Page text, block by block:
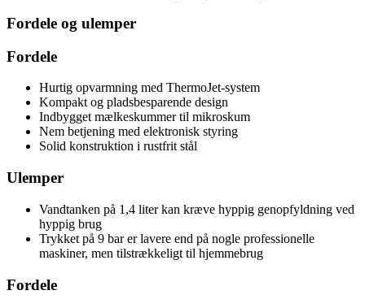
Fordele og ulemper
Fordele
Hurtig opvarmning med ThermoJet-system
Kompakt og pladsbesparende design
Indbygget mælkeskummer til mikroskum
Nem betjening med elektronisk styring
Solid konstruktion i rustfrit stål
Ulemper
Vandtanken på 1,4 liter kan kræve hyppig genopfyldning ved
hyppig brug
Trykket på 9 bar er lavere end på nogle professionelle
maskiner, men tilstrækkeligt til hjemmebrug
Fordele